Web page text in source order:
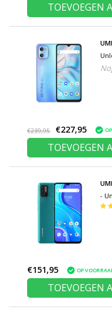
TOEVOEGEN
€239,95 €227,95
TOEVOEGEN
-
€151,95 OP
TOEVOEGEN